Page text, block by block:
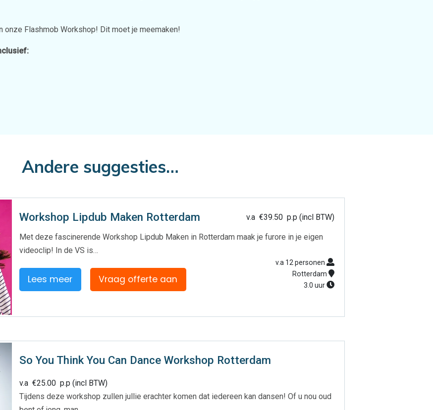
onze Flashmob Workshop! Dit moet je meemaken!
Andere suggesties…
Workshop Lipdub Maken Rotterdam v.a €39.50p.p (incl BTW)
Met deze fascinerende Workshop Lipdub Maken in Rotterdam maak je furore in je eigen
videoclip! In de VS is…
v.a 12 personen
Rotterdam
3.0 uur
Lees meer Vraag offerte aan
So You Think You Can Dance Workshop Rotterdam
v.a €25.00p.p (incl BTW)
Tijdens deze workshop zullen jullie erachter komen dat iedereen kan dansen! Of u nou oud